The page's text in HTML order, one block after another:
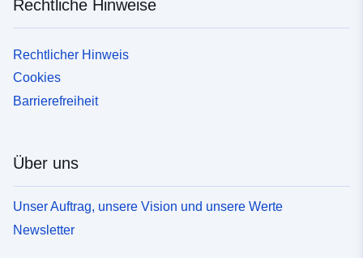
Rechtliche Hinweise
Rechtlicher Hinweis
Cookies
Barrierefreiheit
Über uns
Unser Auftrag, unsere Vision und unsere Werte
Newsletter